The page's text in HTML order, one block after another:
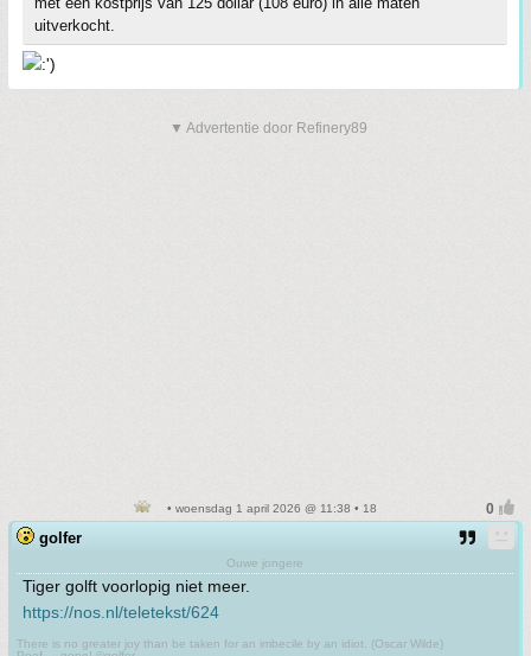
uitverkocht.
▼ Advertentie door Refinery89
• woensdag 1 april 2026 @ 11:38 • 18
golfer
Ouwe jongere
Tiger golft voorlopig niet meer.
https://nos.nl/teletekst/624
There is no greater joy than be taken for an imbecile by an idiot. (Oscar Wilde)